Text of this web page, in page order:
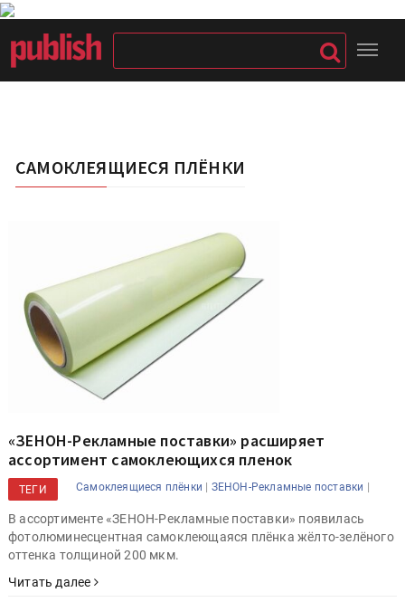
САМОКЛЕЯЩИЕСЯ ПЛЁНКИ
«ЗЕНОН-Рекламные поставки» расширяет
ассортимент самоклеющихся пленок
ТЕГИ Самоклеящиеся плёнки | ЗЕНОН-Рекламные поставки |
В ассортименте «ЗЕНОН-Рекламные поставки» появилась
фотолюминесцентная самоклеющаяся плёнка жёлто-зелёного
оттенка толщиной 200 мкм.
Читать далее